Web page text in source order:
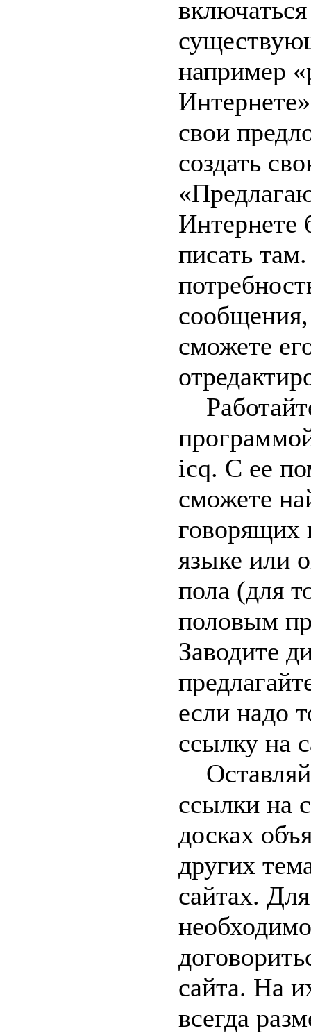
например
свои
создать
Интернете
писать
сможете
icq. С ее
сможете
говорящих
языке или
пола (для
половым
Заводите
если надо
ссылку на
ссылки на
досках
других
сайтах.
сайта. На
всегда